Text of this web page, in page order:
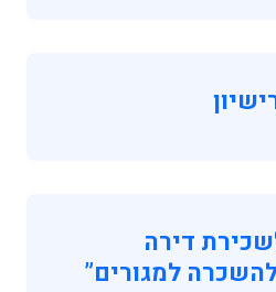
דירה
למגורים”